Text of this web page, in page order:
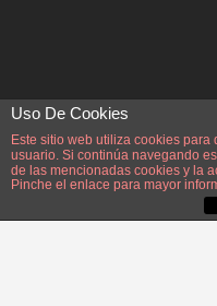
Uso De Cookies
Este sitio web utiliza cookies
usuario. Si continúa navegando
de las mencionadas cookies y la
Pinche el enlace para mayor